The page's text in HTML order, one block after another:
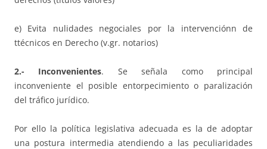
e) Evita nulidades negociales por la intervenciónn de
ttécnicos en Derecho (v.gr. notarios)
2.- Inconvenientes. Se señala como principal
inconveniente el posible entorpecimiento o paralización
del tráfico jurídico.
Por ello la política legislativa adecuada es la de adoptar
una postura intermedia atendiendo a las peculiaridades